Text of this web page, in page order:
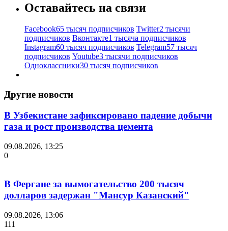
Оставайтесь на связи
Facebook65 тысяч подписчиков Twitter2 тысячи
подписчиков Вконтакте1 тысяча подписчиков
Instagram60 тысяч подписчиков Telegram57 тысяч
подписчиков Youtube3 тысячи подписчиков
Одноклассники30 тысяч подписчиков
Другие новости
В Узбекистане зафиксировано падение добычи
газа и рост производства цемента
09.08.2026, 13:25
0
В Фергане за вымогательство 200 тысяч
долларов задержан "Мансур Казанский"
09.08.2026, 13:06
111